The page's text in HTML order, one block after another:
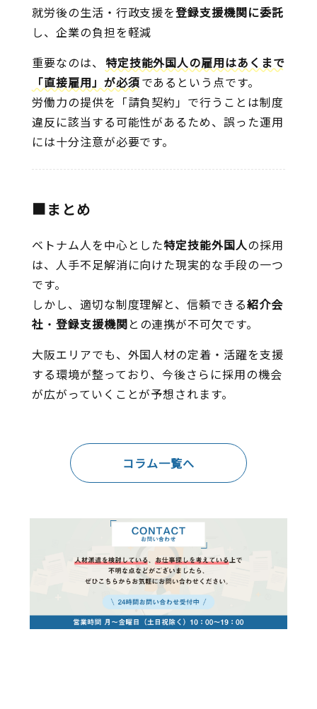
就労後の生活・行政支援を登録支援機関に委託
し、企業の負担を軽減
重要なのは、 特定技能外国人の雇用はあくまで
「直接雇用」が必須であるという点です。
労働力の提供を「請負契約」で行うことは制度
違反に該当する可能性があるため、誤った運用
には十分注意が必要です。
■まとめ
ベトナム人を中心とした特定技能外国人の採用
は、人手不足解消に向けた現実的な手段の一つ
です。
しかし、適切な制度理解と、信頼できる紹介会
社 ・ 登録支援機関との連携が不可欠です。
大阪エリアでも、外国人材の定着・活躍を支援
する環境が整っており、今後さらに採用の機会
が広がっていくことが予想されます。
コラム一覧へ